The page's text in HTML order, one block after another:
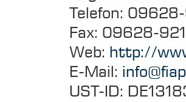
Telefon:
Fax: 09628-
Web: http://
E-Mail:
UST-ID: